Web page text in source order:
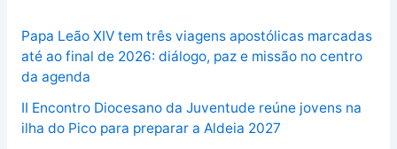
Papa Leão XIV tem três viagens apostólicas marcadas
até ao final de 2026: diálogo, paz e missão no centro
da agenda
II Encontro Diocesano da Juventude reúne jovens na
ilha do Pico para preparar a Aldeia 2027